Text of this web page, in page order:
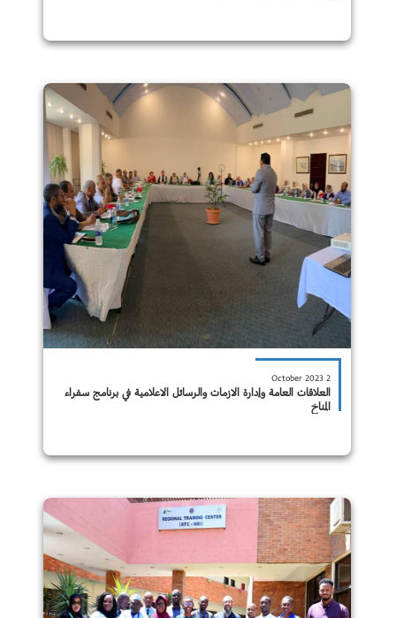
2 October 2023
العلاقات العامة وإدارة الازمات والرسائل الاعلامية في برنامج سفراء
المناخ